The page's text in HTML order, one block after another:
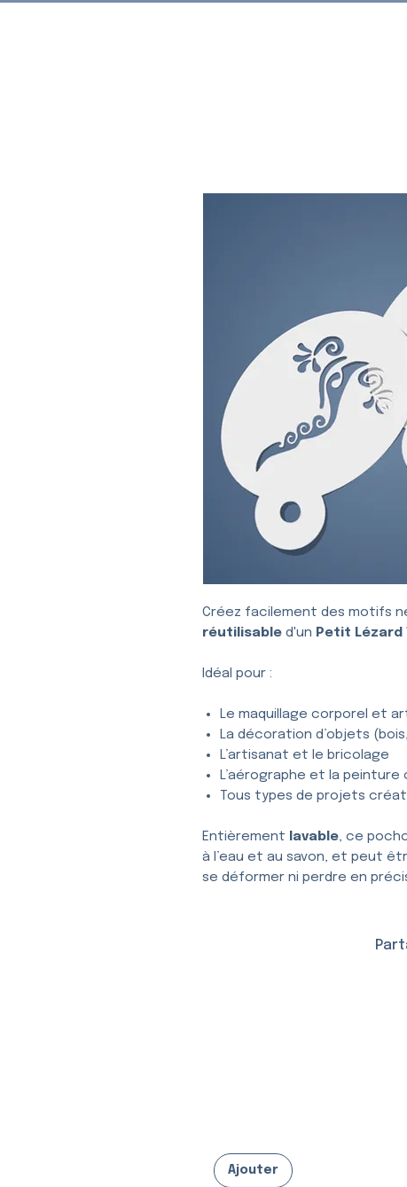
Créez facilement des motifs
réutilisable d'un Petit Lézard
Idéal pour :
Le maquillage corporel et
La décoration d’objets
L’artisanat et le bricolage
L’aérographe et la peinture
Tous types de projets
Entièrement lavable, ce
à l’eau et au savon, et peut
se déformer ni perdre en
Ajouter